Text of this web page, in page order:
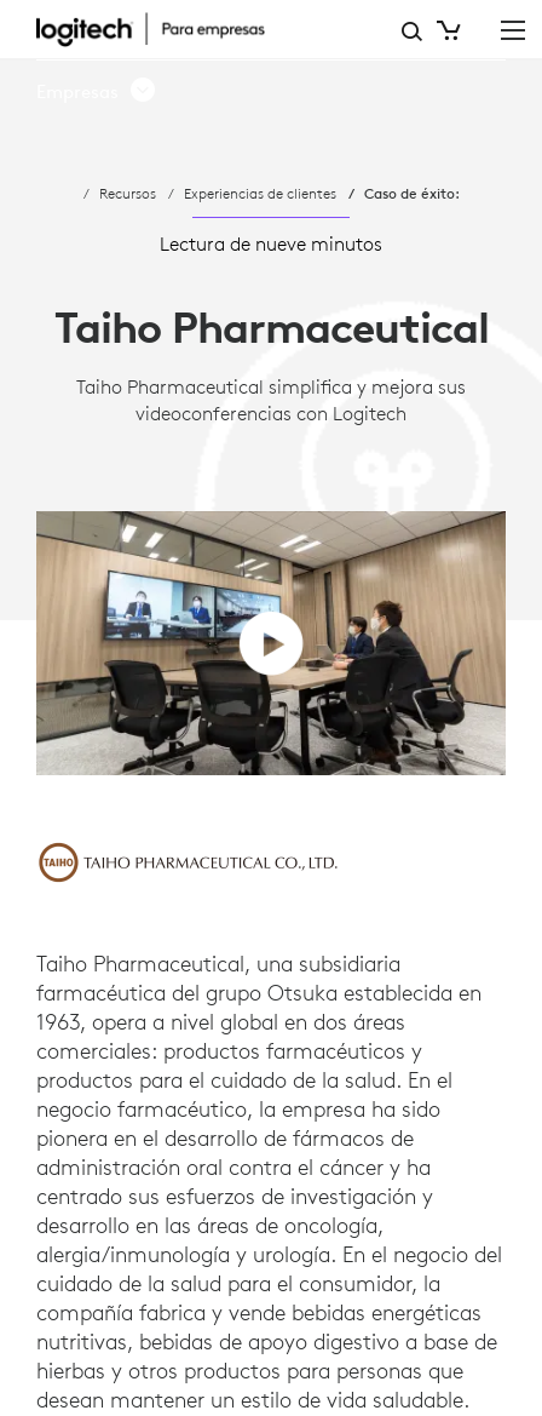
ESTUDIO
PHARMACEUTICAL
ADOPTA
SOLUCIONES
LOGITECH
PARA
MICROSOFT
TEAMS
Recursos Experiencias de clientes Caso de éxito:
Lectura de nueve minutos
Taiho Pharmaceutical
Taiho Pharmaceutical simplifica y mejora sus
videoconferencias con Logitech
Taiho Pharmaceutical, una subsidiaria
farmacéutica del grupo Otsuka establecida en
1963, opera a nivel global en dos áreas
comerciales: productos farmacéuticos y
productos para el cuidado de la salud. En el
negocio farmacéutico, la empresa ha sido
pionera en el desarrollo de fármacos de
administración oral contra el cáncer y ha
centrado sus esfuerzos de investigación y
desarrollo en las áreas de oncología,
alergia/inmunología y urología. En el negocio del
cuidado de la salud para el consumidor, la
compañía fabrica y vende bebidas energéticas
nutritivas, bebidas de apoyo digestivo a base de
hierbas y otros productos para personas que
desean mantener un estilo de vida saludable.